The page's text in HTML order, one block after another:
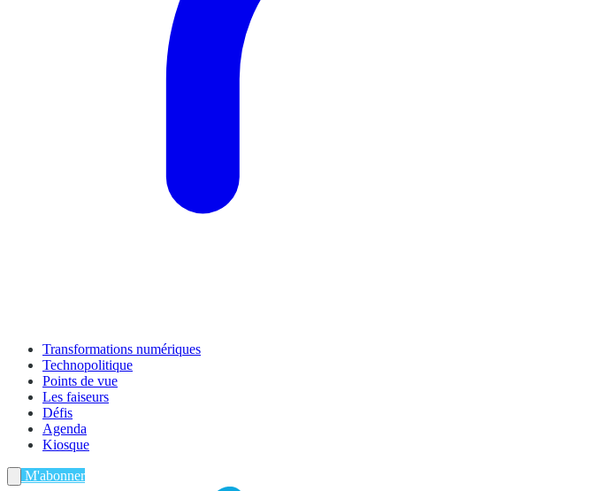
Transformations numériques
Technopolitique
Points de vue
Les faiseurs
Défis
Agenda
Kiosque
M'abonner